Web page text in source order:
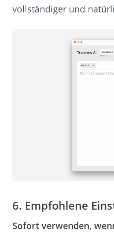
vollständiger und
6. Empfohlene
Sofort verwenden,